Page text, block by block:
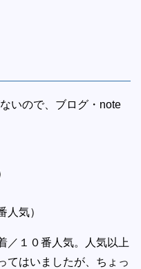
いので、ブログ・note
気）
／１０番人気。人気以上
てはいましたが、ちょっ